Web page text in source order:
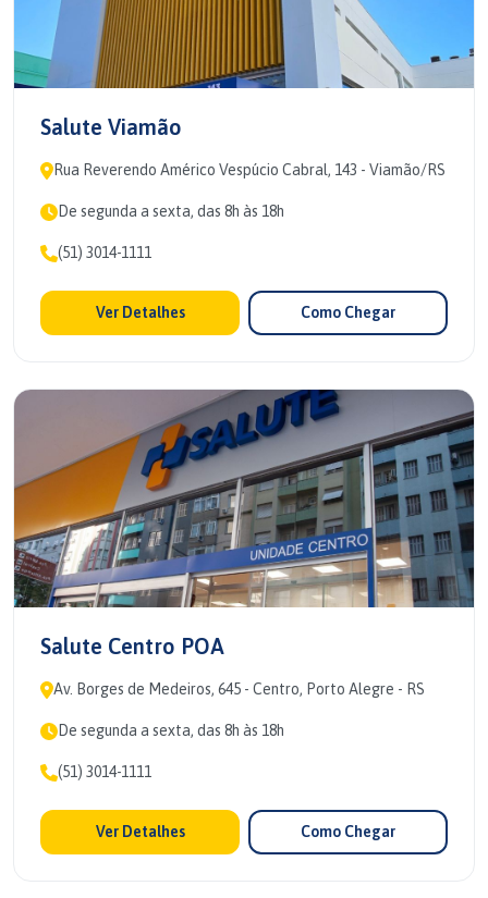
Salute Viamão
Rua Reverendo Américo Vespúcio Cabral, 143 - Viamão/RS
De segunda a sexta, das 8h às 18h
(51) 3014-1111
Ver Detalhes Como Chegar
Salute Centro POA
Av. Borges de Medeiros, 645 - Centro, Porto Alegre - RS
De segunda a sexta, das 8h às 18h
(51) 3014-1111
Ver Detalhes Como Chegar